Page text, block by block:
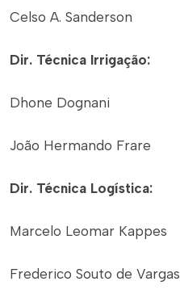
Celso A. Sanderson
Dir. Técnica Irrigação:
Dhone Dognani
João Hermando Frare
Dir. Técnica Logística:
Marcelo Leomar Kappes
Frederico Souto de Vargas